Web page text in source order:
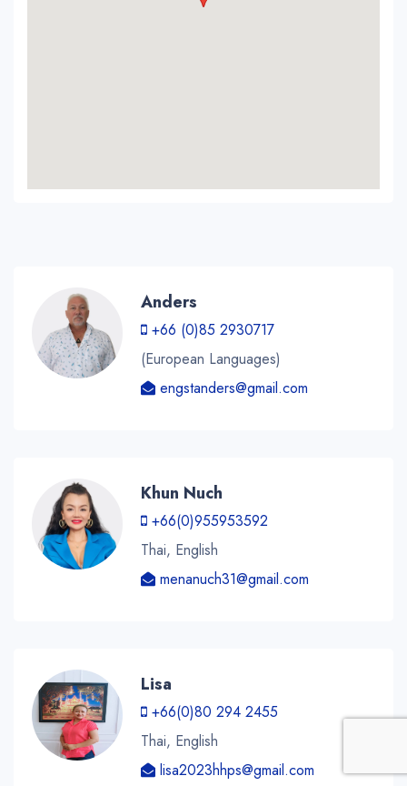
Anders
+66 (0)85 2930717
(European Languages)
engstanders@gmail.com
Khun Nuch
+66(0)955953592
Thai, English
menanuch31@gmail.com
Lisa
+66(0)80 294 2455
Thai, English
lisa2023hhps@gmail.com